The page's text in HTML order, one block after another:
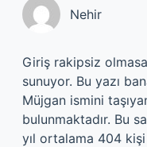
Nehir
Giriş rakipsiz
sunuyor. Bu yazı
Müjgan ismini
bulunmaktadır. Bu
yıl ortalama 404